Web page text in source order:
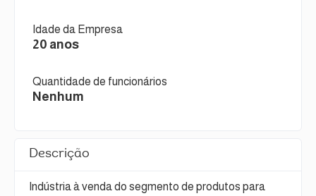
Idade da Empresa
20 anos
Quantidade de funcionários
Nenhum
Descrição
Indústria à venda do segmento de produtos para